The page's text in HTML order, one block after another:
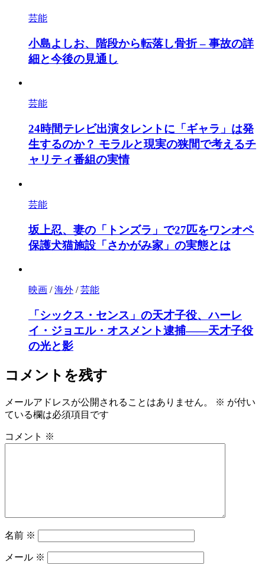
芸能
小島よしお、階段から転落し骨折 – 事故の詳
細と今後の見通し
芸能
24時間テレビ出演タレントに「ギャラ」は発
生するのか？ モラルと現実の狭間で考えるチ
ャリティ番組の実情
芸能
坂上忍、妻の「トンズラ」で27匹をワンオペ
保護犬猫施設「さかがみ家」の実態とは
映画 /海外 /芸能
「シックス・センス」の天才子役、ハーレ
イ・ジョエル・オスメント逮捕――天才子役
の光と影
コメントを残す
メールアドレスが公開されることはありません。 ※ が付い
ている欄は必須項目です
コメント ※
名前 ※
メール ※